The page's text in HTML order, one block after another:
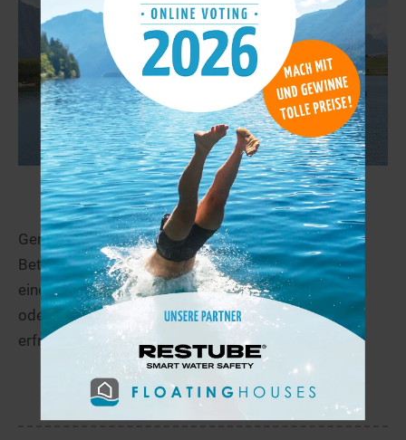
Bettmersee 45,5 km
Geniessen Sie das kühle Bergwasser des
Bettmersees! Ob nach einer schönen Wanderung,
einem gemütlichen Spaziergang rund um den See
oder einem Bikeausflug, das kühle Bergwasser
erfrischt und die...
mehr